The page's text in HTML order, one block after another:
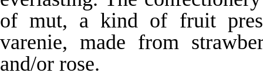
of mut, a kind of fruit
varenie, made from
and/or rose.